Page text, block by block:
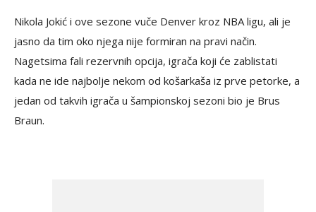
Nikola Jokić i ove sezone vuče Denver kroz NBA ligu, ali je
jasno da tim oko njega nije formiran na pravi način.
Nagetsima fali rezervnih opcija, igrača koji će zablistati
kada ne ide najbolje nekom od košarkaša iz prve petorke, a
jedan od takvih igrača u šampionskoj sezoni bio je Brus
Braun.